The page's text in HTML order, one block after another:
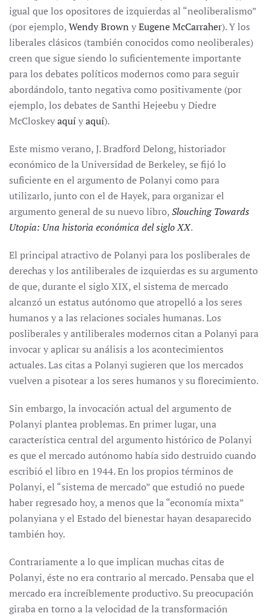
igual que los opositores de izquierdas al “neoliberalismo”
(por ejemplo,Wendy Brown yEugene McCarraher). Y los
liberales clásicos (también conocidos como neoliberales)
creen que sigue siendo lo suficientemente importante
para los debates políticos modernos como para seguir
abordándolo, tanto negativa como positivamente (por
ejemplo, los debates de Santhi Hejeebu y Diedre
McCloskeyaquíyaquí).
Este mismo verano, J. Bradford Delong, historiador
económico de la Universidad de Berkeley, se fijó lo
suficiente en el argumento de Polanyi como para
utilizarlo, junto con el de Hayek, para organizar el
argumento general de su nuevo libro,Slouching Towards
Utopia: Una historia económica del siglo XX.
El principal atractivo de Polanyi para los posliberales de
derechas y los antiliberales de izquierdas es su argumento
de que, durante el siglo XIX, el sistema de mercado
alcanzó un estatus autónomo que atropelló a los seres
humanos y a las relaciones sociales humanas. Los
posliberales y antiliberales modernos citan a Polanyi para
invocar y aplicar su análisis a los acontecimientos
actuales. Las citas a Polanyi sugieren que los mercados
vuelven a pisotear a los seres humanos y su florecimiento.
Sin embargo, la invocación actual del argumento de
Polanyi plantea problemas. En primer lugar, una
característica central del argumento histórico de Polanyi
es que el mercado autónomo había sido destruido cuando
escribió el libro en 1944. En los propios términos de
Polanyi, el “sistema de mercado” que estudió no puede
haber regresado hoy, a menos que la “economía mixta”
polanyiana y el Estado del bienestar hayan desaparecido
también hoy.
Contrariamente a lo que implican muchas citas de
Polanyi, éste no era contrario al mercado. Pensaba que el
mercado era increíblemente productivo. Su preocupación
giraba en torno a la velocidad de la transformación